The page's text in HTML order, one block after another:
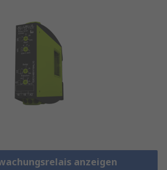
anzeigen